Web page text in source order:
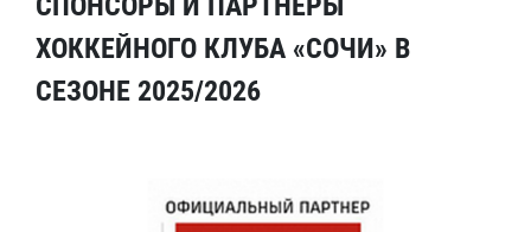
ХОККЕЙНОГО КЛУБА «СОЧИ» В
СЕЗОНЕ 2025/2026